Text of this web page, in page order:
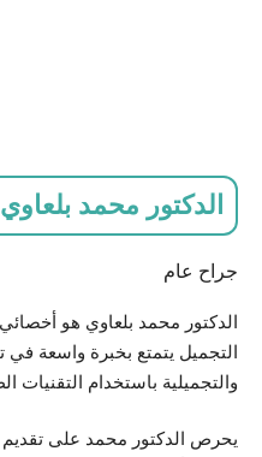
الدكتور محمد بلعاوي
جراح عام
الدكتور محمد بلعاوي هو
التجميل يتمتع بخبرة واسعة في
والتجميلية باستخدام التقنيات
يحرص الدكتور محمد على تقديم